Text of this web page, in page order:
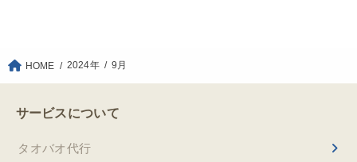
HOME 2024年 9月
サービスについて
タオバオ代行